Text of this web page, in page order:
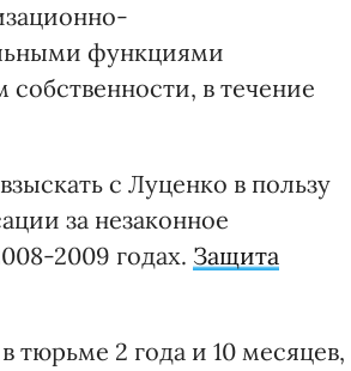
функциями
в течение
с Луценко в пользу
за незаконное
2009 годах. Защита
тюрьме 2 года и 10 месяцев,